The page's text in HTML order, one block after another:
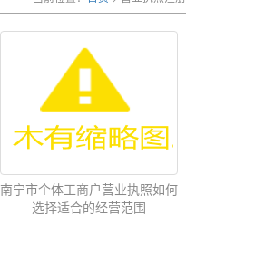
南宁市个体工商户营业执照如何
选择适合的经营范围